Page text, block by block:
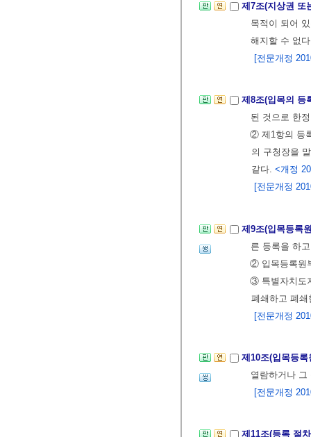
제7조(지상권 또
목적이 되어
해지할 수 없
[전문개정
제8조(입목의 등
된 것으로 한
② 제1항의 등
의 구청장을
같다. <개정
[전문개정
제9조(입목등록
른 등록을 하
② 입목등록원
③ 특별자치도
폐쇄하고 폐
[전문개정
제10조(입목등
열람하거나
[전문개정
제11조(등록 절